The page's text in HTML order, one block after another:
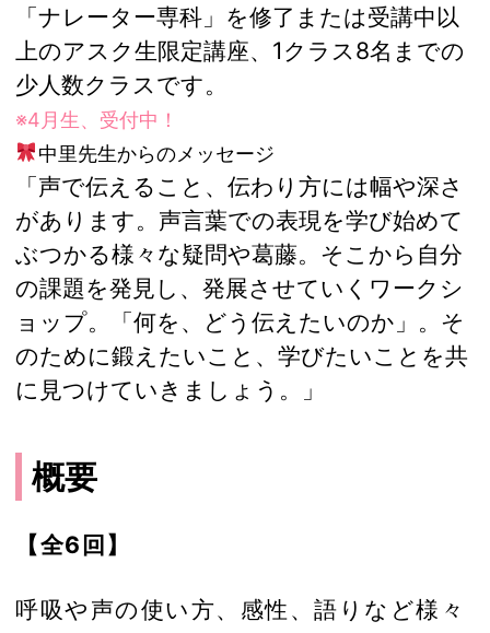
「ナレーター専科」を修了または受講中以
上のアスク生限定講座、1クラス8名までの
少人数クラスです。
※4月生、受付中！
中里先生からのメッセージ
「声で伝えること、伝わり方には幅や深さ
があります。声言葉での表現を学び始めて
ぶつかる様々な疑問や葛藤。そこから自分
の課題を発見し、発展させていくワークシ
ョップ。「何を、どう伝えたいのか」。そ
のために鍛えたいこと、学びたいことを共
に見つけていきましょう。」
概要
【全6回】
呼吸や声の使い方、感性、語りなど様々